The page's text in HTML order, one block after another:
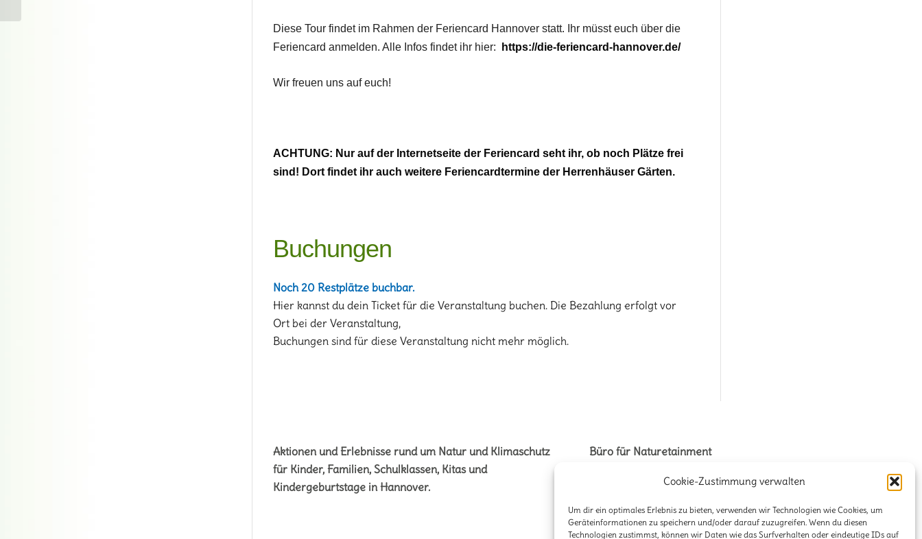
Cookie-Zustimmung verwalten
Um dir ein optimales Erlebnis zu bieten, verwenden wir Technologien wie Cookies, um
Geräteinformationen zu speichern und/oder darauf zuzugreifen. Wenn du diesen
Technologien zustimmst, können wir Daten wie das Surfverhalten oder eindeutige IDs auf
Diese Tour findet im Rahmen der Feriencard Hannover statt. Ihr müsst euch über die
Feriencard anmelden. Alle Infos findet ihr hier:
https://die-feriencard-hannover.de/
Wir freuen uns auf euch!
ACHTUNG: Nur auf der Internetseite der Feriencard seht ihr, ob noch Plätze frei
sind! Dort findet ihr auch weitere Feriencardtermine der Herrenhäuser Gärten.
Buchungen
Noch 20 Restplätze buchbar.
Hier kannst du dein Ticket für die Veranstaltung buchen. Die Bezahlung erfolgt vor
Ort bei der Veranstaltung,
Buchungen sind für diese Veranstaltung nicht mehr möglich.
Aktionen und Erlebnisse rund um Natur und Klimaschutz
für Kinder, Familien, Schulklassen, Kitas und
Kindergeburtstage in Hannover.
Büro für Naturetainment
30419 Hannover